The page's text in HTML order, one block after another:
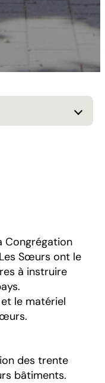
Congrégation
Sœurs ont le
à instruire
le matériel
des trente
bâtiments.